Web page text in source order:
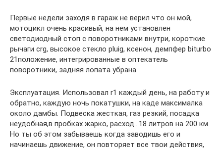
Первые недели заходя в гараж не верил что он мой,
мотоцикл очень красивый, на нем установлен
светодиодный стоп с поворотниками внутри, короткие
рычаги crg, высокое стекло pluig, ксенон, демпфер biturbo
21положение, интегрированные в оптекатель
поворотники, задняя лопата убрана.
Эксплуатация. Использовал r1 каждый день, на работу и
обратно, каждую ночь покатушки, на каде максималка
около дамбы. Подвеска жесткая, газ резкий, посадка
неудобная,в пробках жарко, расход…18 литров на 200 км.
Но ты об этом забываешь когда заводишь его и
начинаешь движение, он повторяет все твои действия,